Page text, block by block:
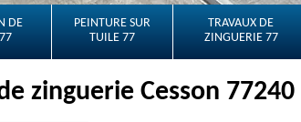
DE
PEINTURE SUR
TUILE 77
TRAVAUX DE
ZINGUERIE 77
zinguerie Cesson 77240